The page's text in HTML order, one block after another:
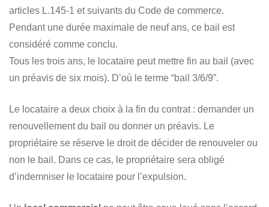
articles L.145-1 et suivants du Code de commerce.
Pendant une durée maximale de neuf ans, ce bail est
considéré comme conclu.
Tous les trois ans, le locataire peut mettre fin au bail (avec
un préavis de six mois). D’où le terme “bail 3/6/9”.
Le locataire a deux choix à la fin du contrat : demander un
renouvellement du bail ou donner un préavis. Le
propriétaire se réserve le droit de décider de renouveler ou
non le bail. Dans ce cas, le propriétaire sera obligé
d’indemniser le locataire pour l’expulsion.